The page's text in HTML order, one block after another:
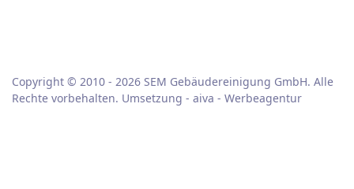
Copyright © 2010 - 2026 SEM Gebäudereinigung GmbH. Alle
Rechte vorbehalten. Umsetzung - aiva - Werbeagentur